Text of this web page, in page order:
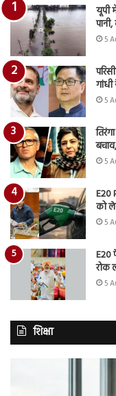
यूपी
5
5
5
E20
को
5
E20
रोक
5
शिक्षा